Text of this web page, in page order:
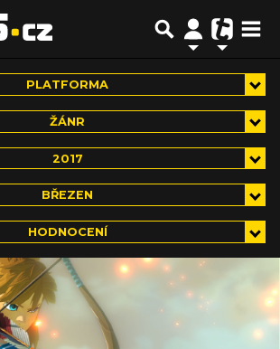
PLATFORMA
ŽÁNR
2017
BŘEZEN
HODNOCENÍ